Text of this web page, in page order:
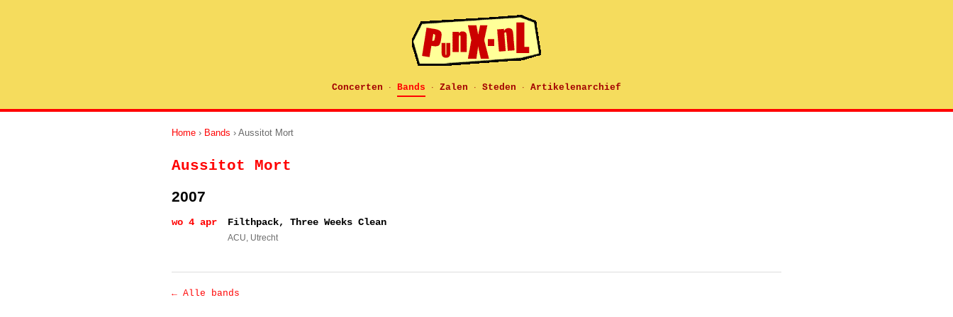
Concerten · Bands · Zalen · Steden · Artikelenarchief
Home › Bands › Aussitot Mort
Aussitot Mort
2007
wo 4 apr Filthpack, Three Weeks Clean
ACU, Utrecht
← Alle bands